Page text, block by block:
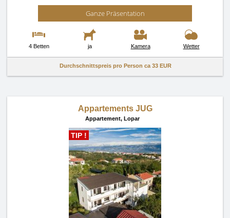
Ganze Präsentation
4 Betten ja Kamera Wetter
Durchschnittspreis pro Person ca 33 EUR
Appartements JUG
Appartement, Lopar
TIP !